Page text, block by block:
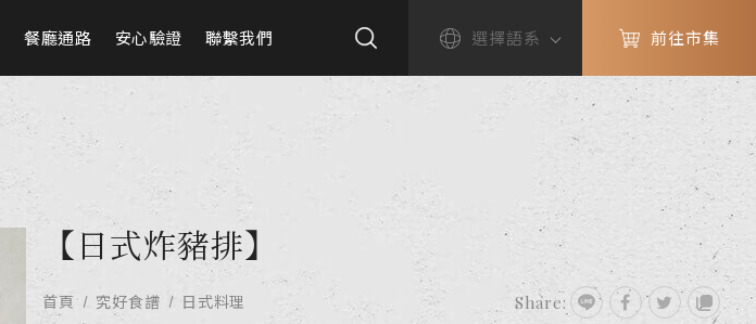
餐廳通路 安心驗證 聯繫我們 選擇語系 前往市集
【日式炸豬排】
首頁 究好食譜 日式料理 Share: